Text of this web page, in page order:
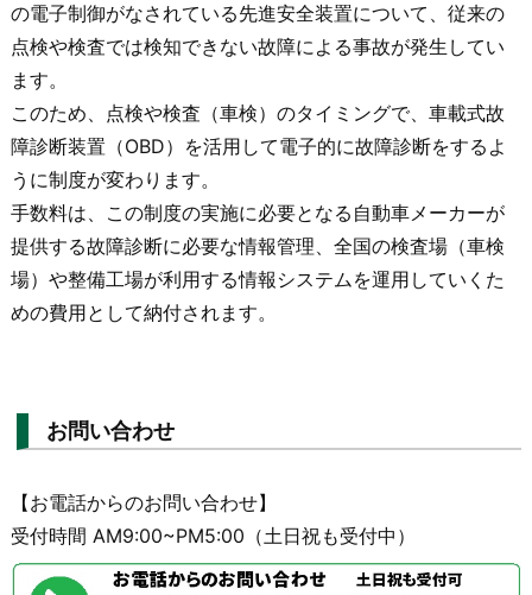
の電子制御がなされている先進安全装置について、従来の
点検や検査では検知できない故障による事故が発生してい
ます。
このため、点検や検査（車検）のタイミングで、車載式故
障診断装置（OBD）を活用して電子的に故障診断をするよ
うに制度が変わります。
手数料は、この制度の実施に必要となる自動車メーカーが
提供する故障診断に必要な情報管理、全国の検査場（車検
場）や整備工場が利用する情報システムを運用していくた
めの費用として納付されます。
お問い合わせ
【お電話からのお問い合わせ】
受付時間 AM9:00~PM5:00（土日祝も受付中）